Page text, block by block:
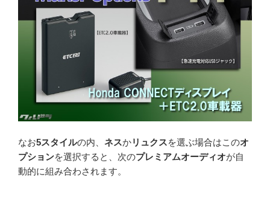
なお5スタイルの内、 ネスかリュクスを選ぶ場合はこのオ
プションを選択すると、次のプレミアムオーディオが自
動的に組み合わされます。